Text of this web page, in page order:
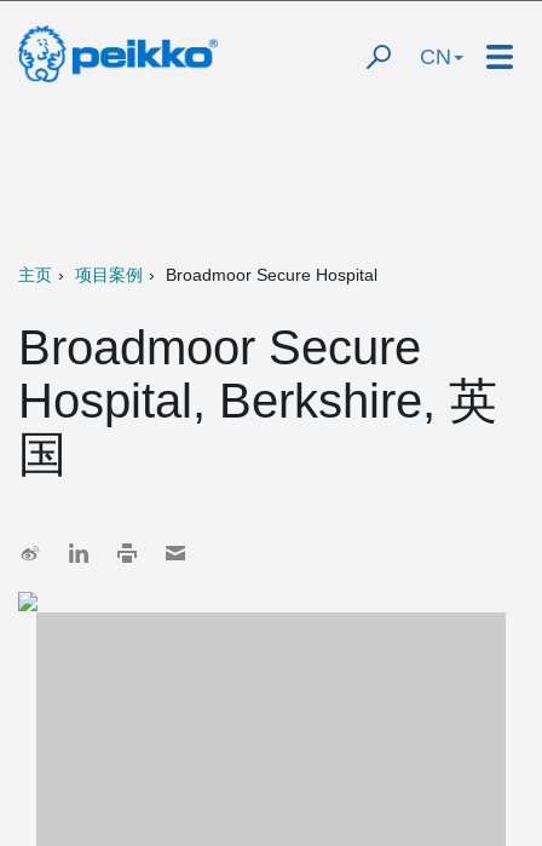
CN
主页 项目案例 Broadmoor Secure Hospital
Broadmoor Secure
Hospital, Berkshire, 英
国